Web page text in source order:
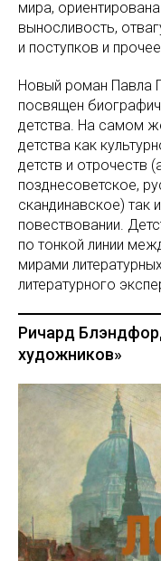
мира,
выносливость,
и поступков и
Новый роман Павла
посвящен
детства. На самом
детства как
детств и отрочеств
позднесоветское,
скандинавское) так
повествовании.
по тонкой линии
мирами
литературного
Ричард
художников»